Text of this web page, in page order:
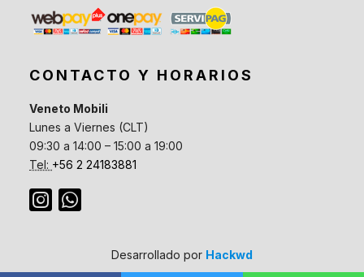
CONTACTO Y HORARIOS
Veneto Mobili
Lunes a Viernes (CLT)
09:30 a 14:00 – 15:00 a 19:00
Tel: +56 2 24183881
Desarrollado por Hackwd